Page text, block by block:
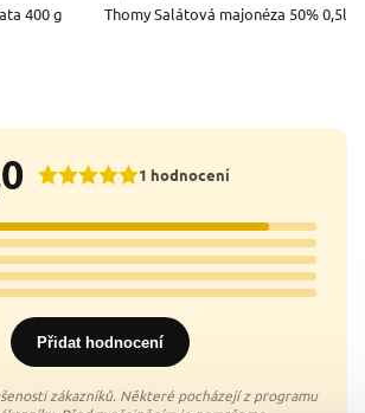
400 g Thomy Salátová majonéza 50% 0,5l
1 hodnocení
Přidat hodnocení